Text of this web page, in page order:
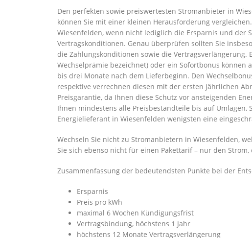
Den perfekten sowie preiswertesten Stromanbieter in
können Sie mit einer kleinen Herausforderung
Wiesenfelden, wenn nicht lediglich die Ersparnis und der
Vertragskonditionen. Genau überprüfen sollten Sie
die Zahlungskonditionen sowie die
Wechselprämie bezeichnet) oder ein Sofortbonus
bis drei Monate nach dem Lieferbeginn. Den
respektive verrechnen diesen mit der ersten jährlichen
Preisgarantie, da Ihnen diese Schutz vor ansteigenden
Ihnen mindestens alle Preisbestandteile bis auf
Energielieferant in Wiesenfelden wenigsten eine
Wechseln Sie nicht zu Stromanbietern in Wiesenfelden,
Sie sich ebenso nicht für einen Pakettarif – nur den
Zusammenfassung der bedeutendsten Punkte bei der
Ersparnis
Preis pro kWh
maximal 6 Wochen Kündigungsfrist
Vertragsbindung, höchstens 1 Jahr
höchstens 12 Monate Vertragsverlängerung